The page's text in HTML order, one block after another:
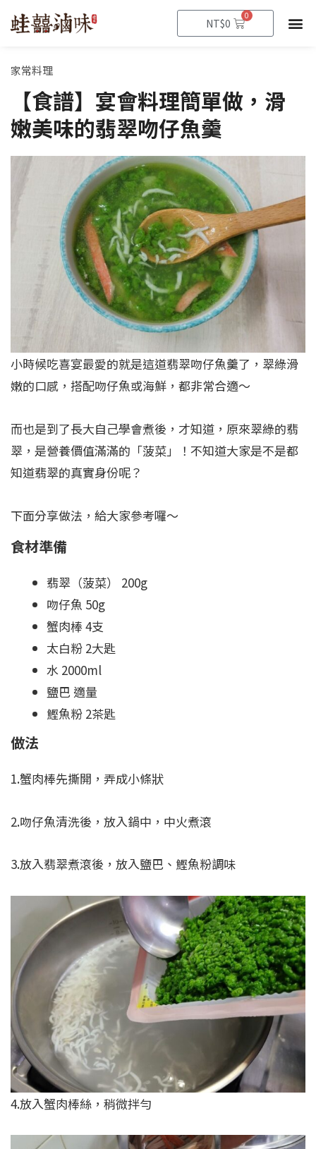
NT$0
0
購
物
籃
家常料理
【食譜】宴會料理簡單做，滑
嫩美味的翡翠吻仔魚羹
小時候吃喜宴最愛的就是這道翡翠吻仔魚羹了，翠綠滑
嫩的口感，搭配吻仔魚或海鮮，都非常合適～
而也是到了長大自己學會煮後，才知道，原來翠綠的翡
翠，是營養價值滿滿的「菠菜」！不知道大家是不是都
知道翡翠的真實身份呢？
下面分享做法，給大家參考囉～
食材準備
翡翠（菠菜） 200g
吻仔魚 50g
蟹肉棒 4支
太白粉 2大匙
水 2000ml
鹽巴 適量
鰹魚粉 2茶匙
做法
1.蟹肉棒先撕開，弄成小條狀
2.吻仔魚清洗後，放入鍋中，中火煮滾
3.放入翡翠煮滾後，放入鹽巴、鰹魚粉調味
4.放入蟹肉棒絲，稍微拌勻